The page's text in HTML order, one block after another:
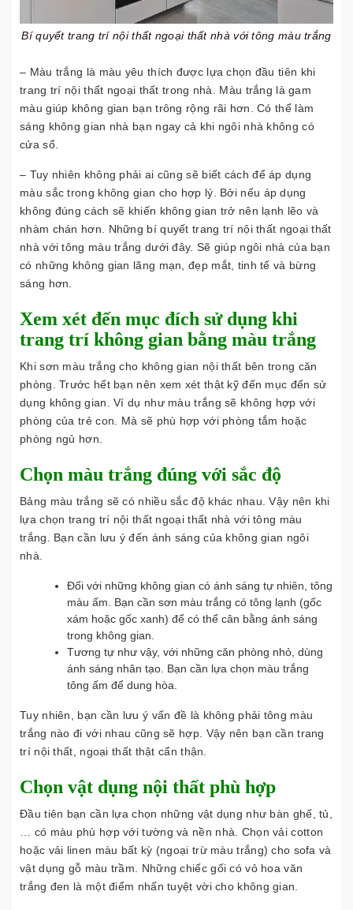
Bí quyết trang trí nội thất ngoại thất nhà với tông màu trắng
– Màu trắng là màu yêu thích được lựa chọn đầu tiên khi
trang trí nội thất ngoại thất trong nhà. Màu trắng là gam
màu giúp không gian bạn trông rộng rãi hơn. Có thể làm
sáng không gian nhà bạn ngay cả khi ngôi nhà không có
cửa sổ.
– Tuy nhiên không phải ai cũng sẽ biết cách để áp dụng
màu sắc trong không gian cho hợp lý. Bởi nếu áp dụng
không đúng cách sẽ khiến không gian trở nên lạnh lẽo và
nhàm chán hơn. Những bí quyết trang trí nội thất ngoại thất
nhà với tông màu trắng dưới đây. Sẽ giúp ngôi nhà của bạn
có những không gian lãng mạn, đẹp mắt, tinh tế và bừng
sáng hơn.
Xem xét đến mục đích sử dụng khi
trang trí không gian bằng màu trắng
Khi sơn màu trắng cho không gian nội thất bên trong căn
phòng. Trước hết bạn nên xem xét thật kỹ đến mục đến sử
dụng không gian. Ví dụ như màu trắng sẽ không hợp với
phòng của trẻ con. Mà sẽ phù hợp với phòng tắm hoặc
phòng ngủ hơn.
Chọn màu trắng đúng với sắc độ
Bảng màu trắng sẽ có nhiều sắc độ khác nhau. Vậy nên khi
lựa chọn trang trí nội thất ngoại thất nhà với tông màu
trắng. Bạn cần lưu ý đến ánh sáng của không gian ngôi
nhà.
Đối với những không gian có ánh sáng tự nhiên, tông
màu ấm. Bạn cần sơn màu trắng có tông lạnh (gốc
xám hoặc gốc xanh) để có thể cân bằng ánh sáng
trong không gian.
Tương tự như vậy, với những căn phòng nhỏ, dùng
ánh sáng nhân tạo. Bạn cần lựa chọn màu trắng
tông ấm để dung hòa.
Tuy nhiên, bạn cần lưu ý vấn đề là không phải tông màu
trắng nào đi với nhau cũng sẽ hợp. Vậy nên bạn cần trang
trí nội thất, ngoại thất thật cẩn thận.
Chọn vật dụng nội thất phù hợp
Đầu tiên bạn cần lựa chọn những vật dụng như bàn ghế, tủ,
… có màu phù hợp với tường và nền nhà. Chọn vải cotton
hoặc vải linen màu bất kỳ (ngoại trừ màu trắng) cho sofa và
vật dụng gỗ màu trầm. Những chiếc gối có vỏ hoa văn
trắng đen là một điểm nhấn tuyệt vời cho không gian.